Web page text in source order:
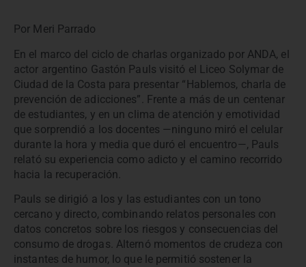
Por Meri Parrado
En el marco del ciclo de charlas organizado por ANDA, el
actor argentino Gastón Pauls visitó el Liceo Solymar de
Ciudad de la Costa para presentar “Hablemos, charla de
prevención de adicciones”. Frente a más de un centenar
de estudiantes, y en un clima de atención y emotividad
que sorprendió a los docentes —ninguno miró el celular
durante la hora y media que duró el encuentro—, Pauls
relató su experiencia como adicto y el camino recorrido
hacia la recuperación.
Pauls se dirigió a los y las estudiantes con un tono
cercano y directo, combinando relatos personales con
datos concretos sobre los riesgos y consecuencias del
consumo de drogas. Alternó momentos de crudeza con
instantes de humor, lo que le permitió sostener la